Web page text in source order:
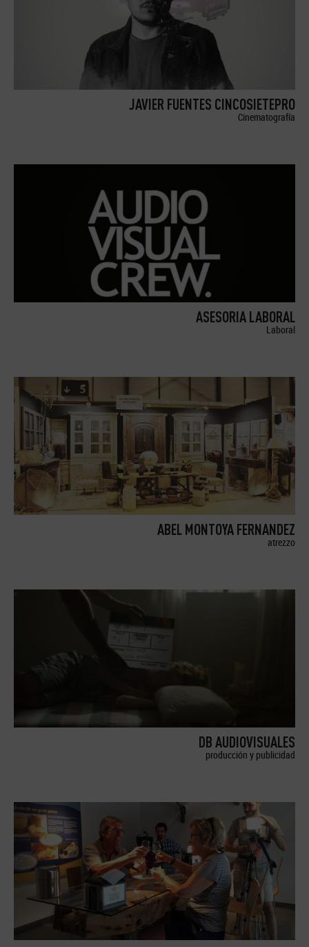
JAVIER FUENTES CINCOSIETEPRO
Cinematografía
ASESORIA LABORAL
Laboral
ABEL MONTOYA FERNANDEZ
atrezzo
DB AUDIOVISUALES
producción y publicidad